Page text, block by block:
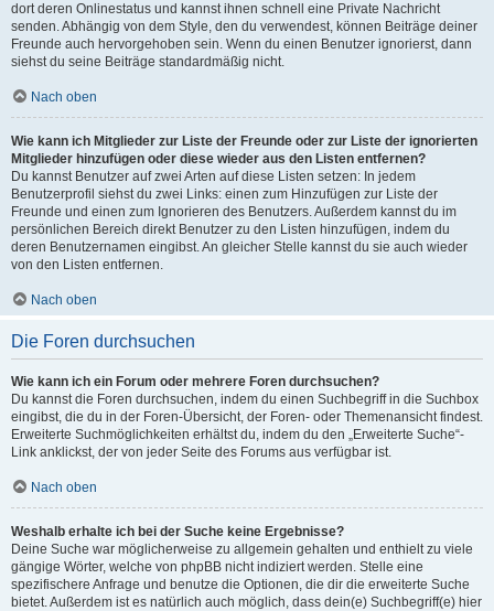
dort deren Onlinestatus und kannst ihnen schnell eine Private Nachricht
senden. Abhängig von dem Style, den du verwendest, können Beiträge deiner
Freunde auch hervorgehoben sein. Wenn du einen Benutzer ignorierst, dann
siehst du seine Beiträge standardmäßig nicht.
Nach oben
Wie kann ich Mitglieder zur Liste der Freunde oder zur Liste der ignorierten
Mitglieder hinzufügen oder diese wieder aus den Listen entfernen?
Du kannst Benutzer auf zwei Arten auf diese Listen setzen: In jedem
Benutzerprofil siehst du zwei Links: einen zum Hinzufügen zur Liste der
Freunde und einen zum Ignorieren des Benutzers. Außerdem kannst du im
persönlichen Bereich direkt Benutzer zu den Listen hinzufügen, indem du
deren Benutzernamen eingibst. An gleicher Stelle kannst du sie auch wieder
von den Listen entfernen.
Nach oben
Die Foren durchsuchen
Wie kann ich ein Forum oder mehrere Foren durchsuchen?
Du kannst die Foren durchsuchen, indem du einen Suchbegriff in die Suchbox
eingibst, die du in der Foren-Übersicht, der Foren- oder Themenansicht findest.
Erweiterte Suchmöglichkeiten erhältst du, indem du den „Erweiterte Suche“-
Link anklickst, der von jeder Seite des Forums aus verfügbar ist.
Nach oben
Weshalb erhalte ich bei der Suche keine Ergebnisse?
Deine Suche war möglicherweise zu allgemein gehalten und enthielt zu viele
gängige Wörter, welche von phpBB nicht indiziert werden. Stelle eine
spezifischere Anfrage und benutze die Optionen, die dir die erweiterte Suche
bietet. Außerdem ist es natürlich auch möglich, dass dein(e) Suchbegriff(e) hier